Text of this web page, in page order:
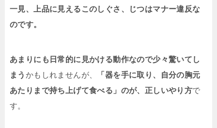
一見、上品に見えるこのしぐさ、じつはマナー違反な
のです。
あまりにも日常的に見かける動作なので少々驚いてし
まう かもしれませんが、
「器を手に取り、自分の胸元
あたりまで持ち上げて食べる」のが、正しいやり方で
す。